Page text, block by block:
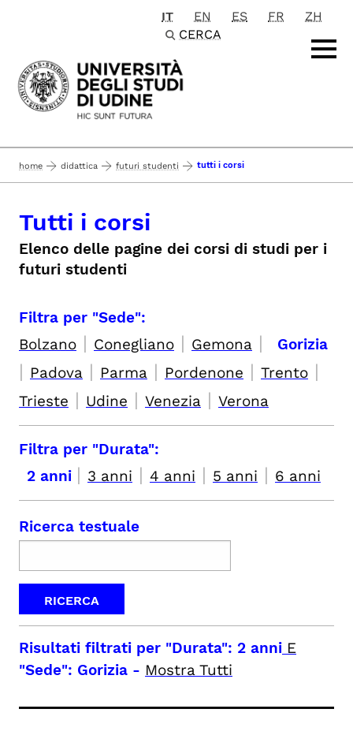
Passa al contenuto principale
IT EN ES FR
ZH
CERCA
home didattica futuri studenti tutti i corsi
Tutti i corsi
Elenco delle pagine dei corsi di studi per i
futuri studenti
Filtra per "Sede":
Bolzano | Conegliano | Gemona | Gorizia
| Padova | Parma | Pordenone | Trento |
Trieste | Udine | Venezia | Verona
Filtra per "Durata":
2 anni | 3 anni | 4 anni | 5 anni | 6 anni
Ricerca testuale
Risultati filtrati per "Durata": 2 anni E
"Sede": Gorizia - Mostra Tutti